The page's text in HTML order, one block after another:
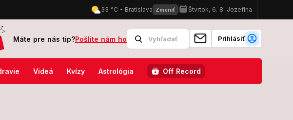
hneď padne na dolnú časť jeho tela! Nečakajte, zbaľte si kufre a cestujte na vlastnú
Máte pre nás tip?Pošlite nám ho Prihlásiť
Videá Kvízy Astrológia Off Record